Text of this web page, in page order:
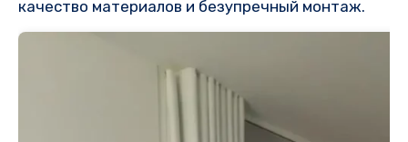
качество материалов и безупречный монтаж.